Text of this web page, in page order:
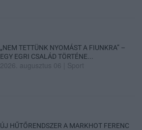
„NEM TETTÜNK NYOMÁST A FIUNKRA” –
EGY EGRI CSALÁD TÖRTÉNE...
2026. augusztus 06 Sport
ÚJ HŰTŐRENDSZER A MARKHOT FERENC